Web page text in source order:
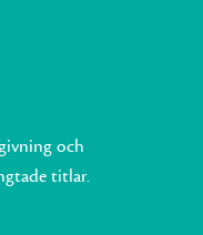
och
titlar.